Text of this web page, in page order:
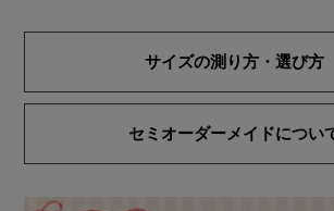
サイズの測り方・選び方
セミオーダーメイドについ